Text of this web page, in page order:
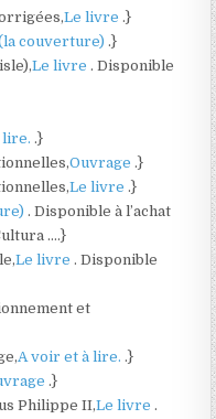
Le livre.}
couverture).}
Le livre. Disponible
lire..}
Ouvrage.}
Le livre.}
. Disponible à l’achat
….}
Le livre. Disponible
et
A voir et à lire..}
.}
Philippe II,Le livre.